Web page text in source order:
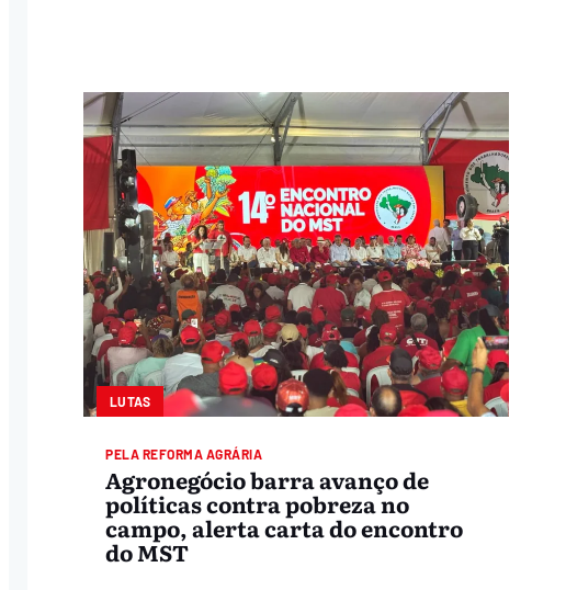
LUTAS
PELA REFORMA AGRÁRIA
Agronegócio barra avanço de
políticas contra pobreza no
campo, alerta carta do encontro
do MST